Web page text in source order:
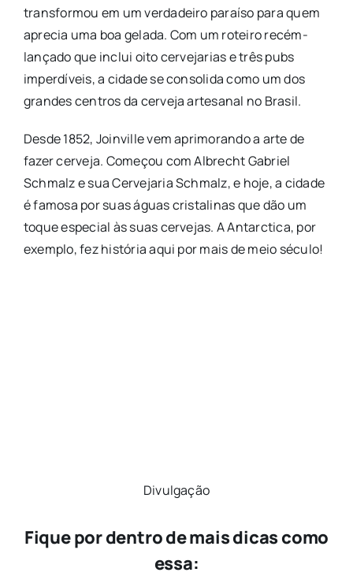
transformou em um verdadeiro paraíso para quem
aprecia uma boa gelada. Com um roteiro recém-
lançado que inclui oito cervejarias e três pubs
imperdíveis, a cidade se consolida como um dos
grandes centros da cerveja artesanal no Brasil.
Desde 1852, Joinville vem aprimorando a arte de
fazer cerveja. Começou com Albrecht Gabriel
Schmalz e sua Cervejaria Schmalz, e hoje, a cidade
é famosa por suas águas cristalinas que dão um
toque especial às suas cervejas. A Antarctica, por
exemplo, fez história aqui por mais de meio século!
Divulgação
Fique por dentro de mais dicas como
essa: